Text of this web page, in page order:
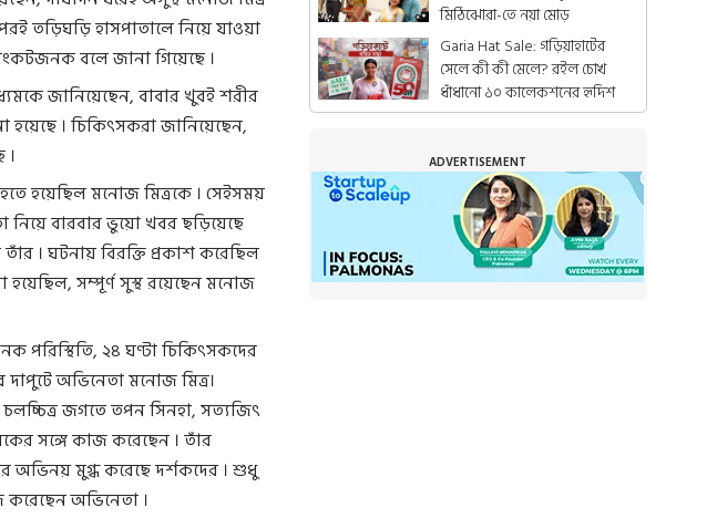
তড়িঘড়ি হাসপাতালে নিয়ে যাওয়া
বলে জানা গিয়েছে ।
জানিয়েছেন, বাবার খুবই শরীর
। চিকিত্‍সকরা জানিয়েছেন,
।
হয়েছিল মনোজ মিত্রকে । সেইসময়
নিয়ে বারবার ভুয়ো খবর ছড়িয়েছে
। ঘটনায় বিরক্তি প্রকাশ করেছিল
হয়েছিল, সম্পূর্ণ সুস্থ রয়েছেন মনোজ
পরিস্থিতি, ২৪ ঘণ্টা চিকিৎসকদের
দাপুটে অভিনেতা মনোজ মিত্র।
জগতে তপন সিনহা, সত্যজিৎ
সঙ্গে কাজ করেছেন । তাঁর
অভিনয় মুগ্ধ করেছে দর্শকদের । শুধু
করেছেন অভিনেতা ।
মিঠিঝোরা-তে নয়া মোড়
Garia Hat Sale: গড়িয়াহাটের
সেলে কী কী মেলে? রইল চোখ
ধাঁধানো ১০ কালেকশনের হৃদিশ
ADVERTISEMENT